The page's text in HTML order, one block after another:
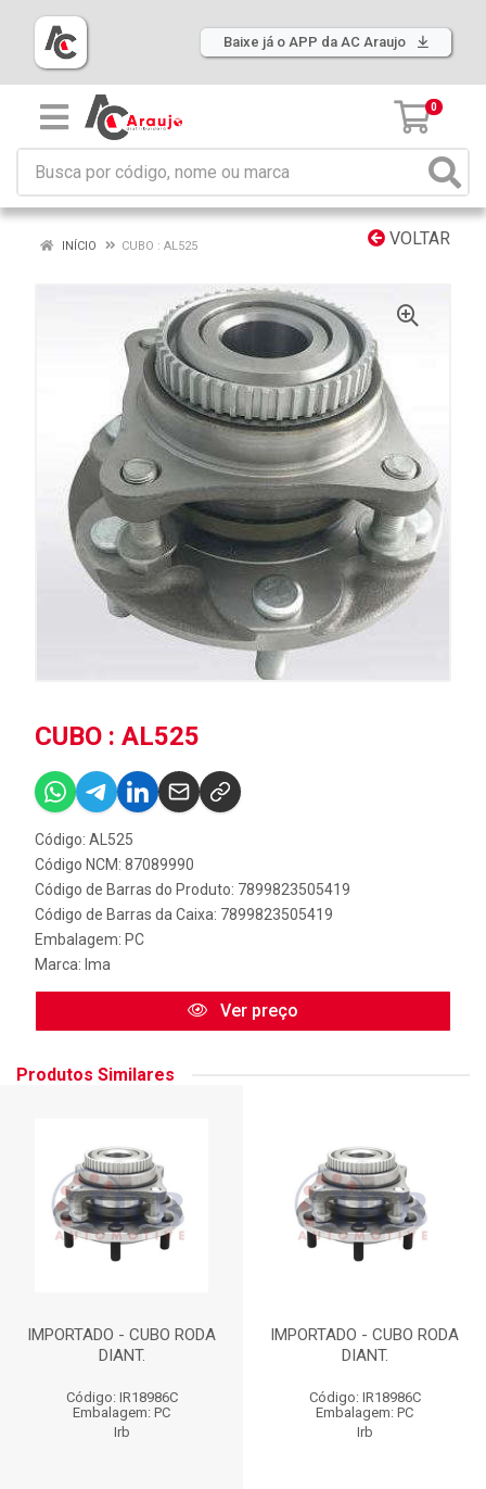
Baixe já o APP da AC Araujo
0
VOLTAR
INÍCIO CUBO : AL525
CUBO : AL525
Código: AL525
Código NCM: 87089990
Código de Barras do Produto: 7899823505419
Código de Barras da Caixa: 7899823505419
Embalagem: PC
Marca: Ima
Ver preço
Produtos Similares
IMPORTADO - CUBO RODA
DIANT.
Código: IR18986C
Embalagem: PC
Irb
IMPORTADO - CUBO RODA
DIANT.
Código: IR18986C
Embalagem: PC
Irb